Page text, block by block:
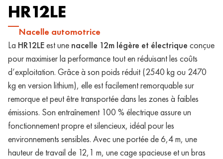
HR12LE
Nacelle automotrice
La HR12LEest une nacelle 12m légère et électrique conçue
pour maximiser la performance tout en réduisant les coûts
d’exploitation. Grâce à son poids réduit (2540 kg ou 2470
kg en version lithium), elle est facilement remorquable sur
remorque et peut être transportée dans les zones à faibles
émissions. Son entraînement 100 % électrique assure un
fonctionnement propre et silencieux, idéal pour les
environnements sensibles. Avec une portée de 6,4 m, une
hauteur de travail de 12,1 m, une cage spacieuse et un bras